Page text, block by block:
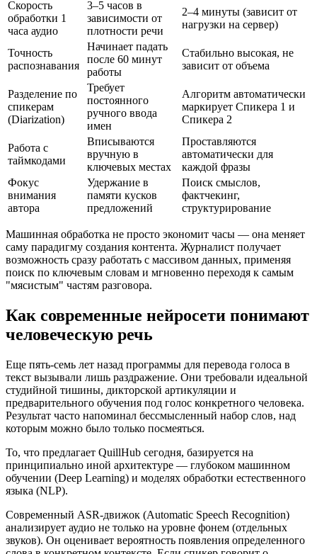
Скорость
обработки 1
часа аудио
3–5 часов в
зависимости от
плотности речи
2–4 минуты (зависит от
нагрузки на сервер)
Точность
распознавания
Начинает падать
после 60 минут
работы
Стабильно высокая, не
зависит от объема
Разделение по
спикерам
(Diarization)
Требует
постоянного
ручного ввода
имен
Алгоритм автоматически
маркирует Спикера 1 и
Спикера 2
Работа с
таймкодами
Вписываются
вручную в
ключевых местах
Проставляются
автоматически для
каждой фразы
Фокус
внимания
автора
Удержание в
памяти кусков
предложений
Поиск смыслов,
фактчекинг,
структурирование
Машинная обработка не просто экономит часы — она меняет
саму парадигму создания контента. Журналист получает
возможность сразу работать с массивом данных, применяя
поиск по ключевым словам и мгновенно переходя к самым
"мясистым" частям разговора.
Как современные нейросети понимают
человеческую речь
Еще пять-семь лет назад программы для перевода голоса в
текст вызывали лишь раздражение. Они требовали идеальной
студийной тишины, дикторской артикуляции и
предварительного обучения под голос конкретного человека.
Результат часто напоминал бессмысленный набор слов, над
которым можно было только посмеяться.
То, что предлагает QuillHub сегодня, базируется на
принципиально иной архитектуре — глубоком машинном
обучении (Deep Learning) и моделях обработки естественного
языка (NLP).
Современный ASR-движок (Automatic Speech Recognition)
анализирует аудио не только на уровне фонем (отдельных
звуков). Он оценивает вероятность появления определенного